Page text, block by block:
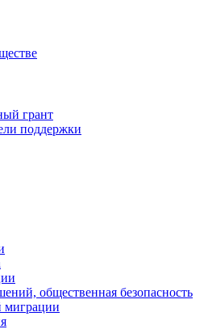
грант
поддержки
общественная безопасность
миграции